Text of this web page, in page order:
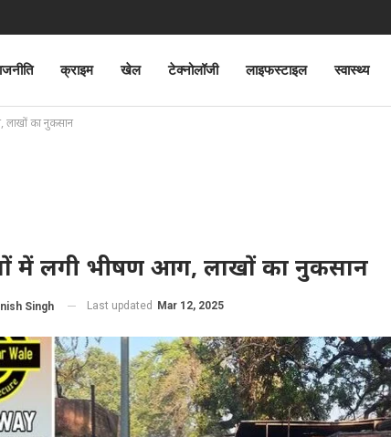
क्राइम खेल टेक्नोलॉजी लाइफस्टाइल स्वास्थ्य
लाखों का नुकसान
में लगी भीषण आग, लाखों का नुकसान
Singh Last updated Mar 12, 2025